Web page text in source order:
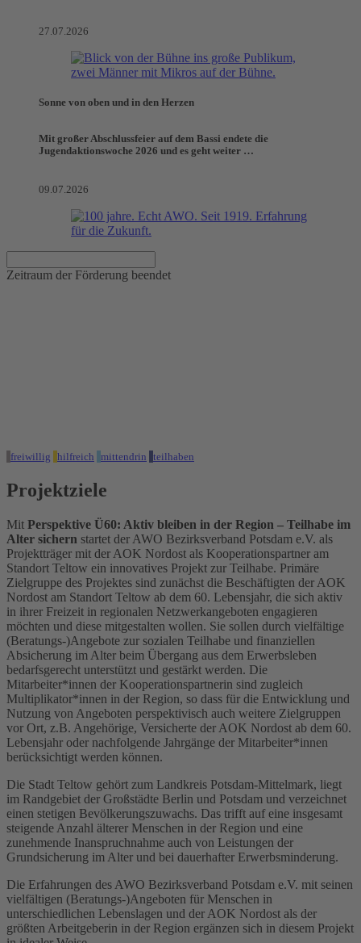
27.07.2026
Sonne von oben und in den Herzen
Mit großer Abschlussfeier auf dem Bassi endete die
Jugendaktionswoche 2026 und es geht weiter …
09.07.2026
Zeitraum der Förderung beendet
freiwillig hilfreich mittendrin teilhaben
Projektziele
Mit Perspektive Ü60: Aktiv bleiben in der Region – Teilhabe im
Alter sichern startet der AWO Bezirksverband Potsdam e.V. als
Projektträger mit der AOK Nordost als Kooperationspartner am
Standort Teltow ein innovatives Projekt zur Teilhabe. Primäre
Zielgruppe des Projektes sind zunächst die Beschäftigten der AOK
Nordost am Standort Teltow ab dem 60. Lebensjahr, die sich aktiv
in ihrer Freizeit in regionalen Netzwerkangeboten engagieren
möchten und diese mitgestalten wollen. Sie sollen durch vielfältige
(Beratungs-)Angebote zur sozialen Teilhabe und finanziellen
Absicherung im Alter beim Übergang aus dem Erwerbsleben
bedarfsgerecht unterstützt und gestärkt werden. Die
Mitarbeiter*innen der Kooperationspartnerin sind zugleich
Multiplikator*innen in der Region, so dass für die Entwicklung und
Nutzung von Angeboten perspektivisch auch weitere Zielgruppen
vor Ort, z.B. Angehörige, Versicherte der AOK Nordost ab dem 60.
Lebensjahr oder nachfolgende Jahrgänge der Mitarbeiter*innen
berücksichtigt werden können.
Die Stadt Teltow gehört zum Landkreis Potsdam-Mittelmark, liegt
im Randgebiet der Großstädte Berlin und Potsdam und verzeichnet
einen stetigen Bevölkerungszuwachs. Das trifft auf eine insgesamt
steigende Anzahl älterer Menschen in der Region und eine
zunehmende Inanspruchnahme auch von Leistungen der
Grundsicherung im Alter und bei dauerhafter Erwerbsminderung.
Die Erfahrungen des AWO Bezirksverband Potsdam e.V. mit seinen
vielfältigen (Beratungs-)Angeboten für Menschen in
unterschiedlichen Lebenslagen und der AOK Nordost als der
größten Arbeitgeberin in der Region ergänzen sich in diesem Projekt